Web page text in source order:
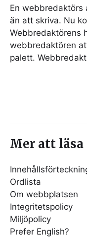
En webbredaktörs
än att skriva. Nu
Webbredaktörens
webbredaktören
palett.
Mer att läsa
Ordlista
Om webbplatsen
Integritetspolicy
Miljöpolicy
Prefer English?